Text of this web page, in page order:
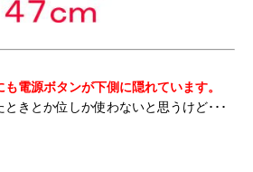
電源ボタンが下側に隠れています。
ときとか位しか使わないと思うけど･･･